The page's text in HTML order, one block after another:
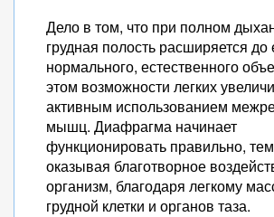
Дело в том, что при полном
грудная полость расширяется до
нормального, естественного
этом возможности легких
активным использованием
мышц. Диафрагма начинает
функционировать правильно,
оказывая благотворное
организм, благодаря легкому
грудной клетки и органов таза.